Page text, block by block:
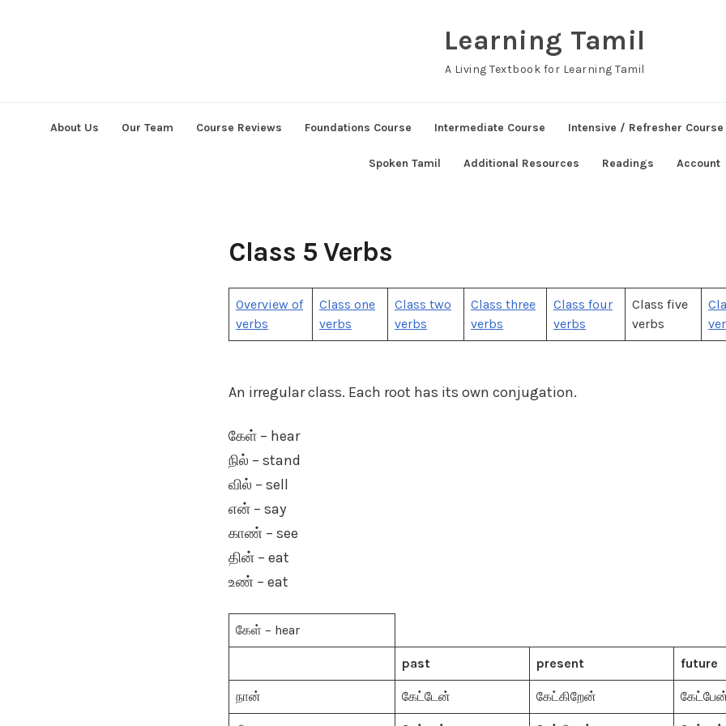
Learning Tamil
A Living Textbook for Learning Tamil
About Us Our Team Course Reviews Foundations Course Intermediate Course Intensive / Refresher Course
Spoken Tamil Additional Resources Readings Account
Class 5 Verbs
Overview of
verbs
Class one
verbs
Class two
verbs
Class three
verbs
Class four
verbs
Class five
verbs
An irregular class. Each root has its own conjugation.
கேள் – hear
நில் – stand
வில் – sell
என் – say
காண் – see
தின் – eat
உண் – eat
கேள் – hear
past present future
நான் கேட்டேன் கேட்கிறேன்